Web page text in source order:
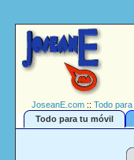
JoseanE.com :: Todo
Todo para tu móvil